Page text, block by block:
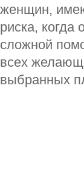
женщин,
риска,
сложной
всех
выбранных